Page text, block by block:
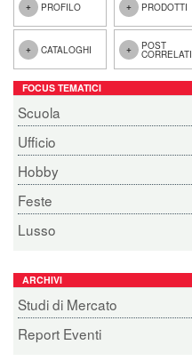
PROFILO PRODOTTI
CATALOGHI POST
CORRELATI
FOCUS TEMATICI
Scuola
Ufficio
Hobby
Feste
Lusso
ARCHIVI
Studi di Mercato
Report Eventi